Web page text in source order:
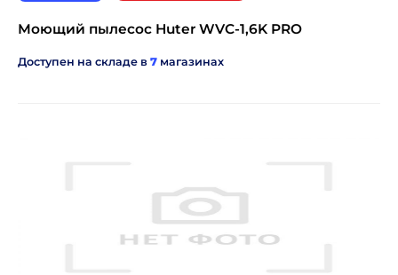
Моющий пылесос Huter WVC-1,6K PRO
Доступен на складе в 7 магазинах